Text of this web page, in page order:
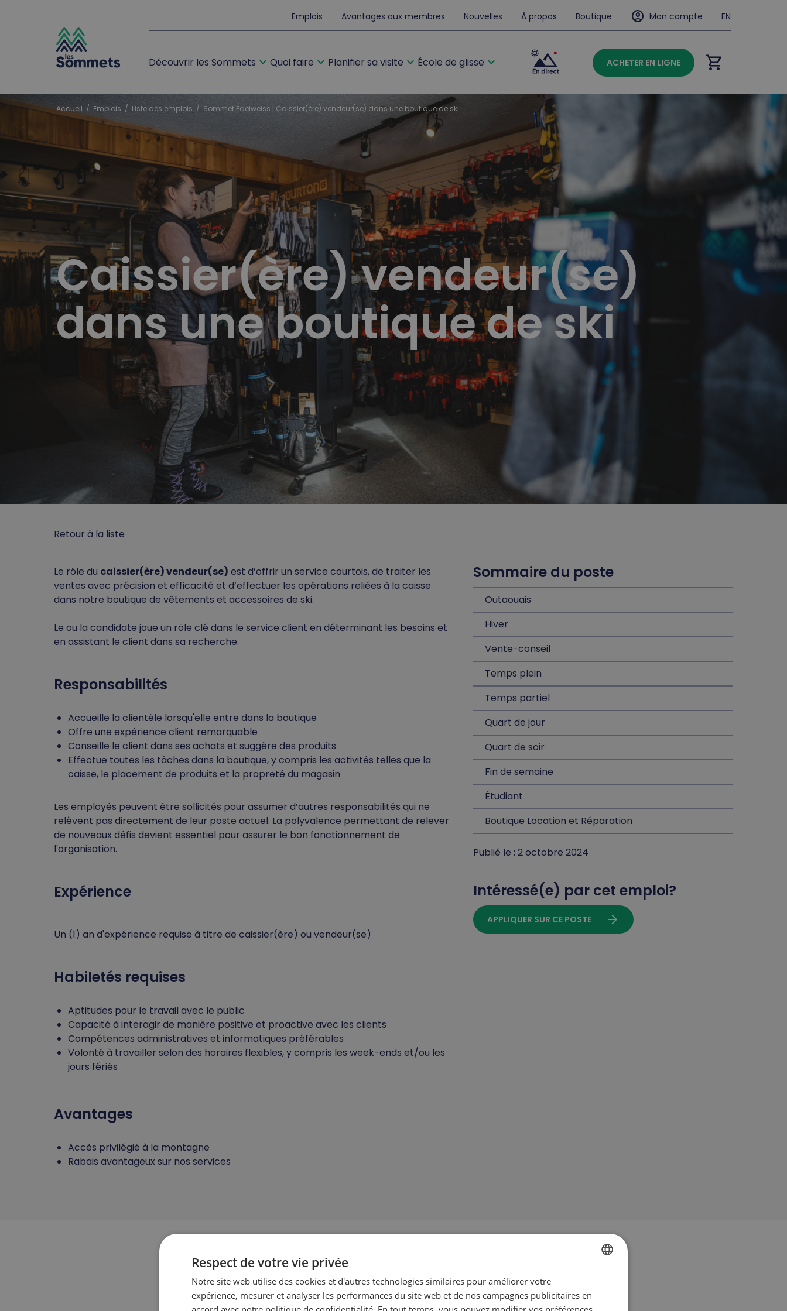
Emplois Avantages aux membres Nouvelles À propos Boutique account_circle Mon compte EN
Découvrir les Sommets expand_more Quoi faire expand_more Planifier sa visite expand_more École de glisse expand_more ACHETER EN LIGNE shopping_cart
Caissier(ère) vendeur(se)
dans une boutique de ski
Accueil
  /
Emplois
  /
Liste des emplois
  /
Sommet Edelweiss | Caissier(ère) vendeur(se) dans une boutique de ski
Retour à la liste
Le rôle du caissier(ère) vendeur(se) est d’offrir un service courtois, de traiter les
ventes avec précision et efficacité et d’effectuer les opérations reliées à la caisse
dans notre boutique de vêtements et accessoires de ski.
Le ou la candidate joue un rôle clé dans le service client en déterminant les besoins et
en assistant le client dans sa recherche.
Responsabilités
Accueille la clientèle lorsqu'elle entre dans la boutique
Offre une expérience client remarquable
Conseille le client dans ses achats et suggère des produits
Effectue toutes les tâches dans la boutique, y compris les activités telles que la
caisse, le placement de produits et la propreté du magasin
Les employés peuvent être sollicités pour assumer d’autres responsabilités qui ne
relèvent pas directement de leur poste actuel. La polyvalence permettant de relever
de nouveaux défis devient essentiel pour assurer le bon fonctionnement de
l'organisation.
Expérience
Un (1) an d'expérience requise à titre de caissier(ère) ou vendeur(se)
Habiletés requises
Aptitudes pour le travail avec le public
Capacité à interagir de manière positive et proactive avec les clients
Compétences administratives et informatiques préférables
Volonté à travailler selon des horaires flexibles, y compris les week-ends et/ou les
jours fériés
Avantages
Accès privilégié à la montagne
Rabais avantageux sur nos services
Sommaire du poste
Outaouais
Hiver
Vente-conseil
Temps plein
Temps partiel
Quart de jour
Quart de soir
Fin de semaine
Étudiant
Boutique Location et Réparation
Publié le : 2 octobre 2024
Intéressé(e) par cet emploi?
APPLIQUER SUR CE POSTE arrow_forward
ENGLISH
Respect de votre vie privée
Notre site web utilise des cookies et d'autres technologies similaires pour améliorer votre
expérience, mesurer et analyser les performances du site web et de nos campagnes publicitaires en